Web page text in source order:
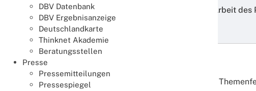
DBV Datenbank
DBV Ergebnisanzeige
Deutschlandkarte
Thinknet Akademie
Beratungsstellen
Presse
Pressemitteilungen
Pressespiegel
So entsteht eine verlässliche Struktur, die die Arbeit
Bridgesports in Deutschland unterstützt.
Ausschüsse
Ausschüsse bringen Fachwissen aus verschiedenen